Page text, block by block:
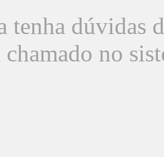
tenha dúvidas
chamado no